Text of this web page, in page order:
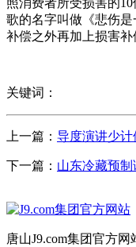
照消费者所受损害的
歌的名字叫做《悲伤
补偿之外再加上损害补
关键词：
上一篇： 导度演讲少计
下一篇： 山东冷藏预
唐山J9.com集团官方